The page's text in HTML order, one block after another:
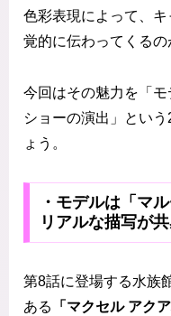
色彩表現によって、
覚的に伝わってくるの
今回はその魅力を「
ショーの演出」とい
ょう。
・モデルは「マ
リアルな描写が
第8話に登場する水族
ある
「マクセル アク